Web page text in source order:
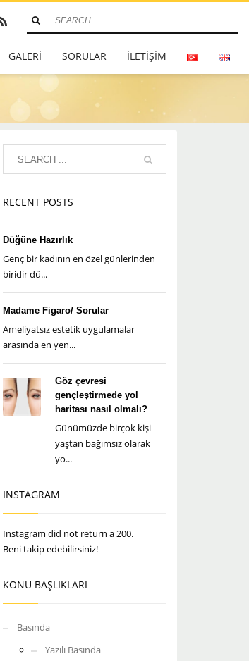
GALERİ SORULAR İLETİŞİM
RECENT POSTS
Düğüne Hazırlık
Genç bir kadının en özel günlerinden
biridir dü...
Madame Figaro/ Sorular
Ameliyatsız estetik uygulamalar
arasında en yen...
Göz çevresi
gençleştirmede yol
haritası nasıl olmalı?
Günümüzde birçok kişi
yaştan bağımsız olarak
yo...
INSTAGRAM
Instagram did not return a 200.
Beni takip edebilirsiniz!
KONU BAŞLIKLARI
Basında
Yazılı Basında